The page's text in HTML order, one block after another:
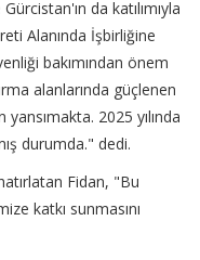
da katılımıyla
Alanında İşbirliğine
bakımından önem
alanlarında güçlenen
2025 yılında
durumda." dedi.
Fidan, "Bu
katkı sunmasını